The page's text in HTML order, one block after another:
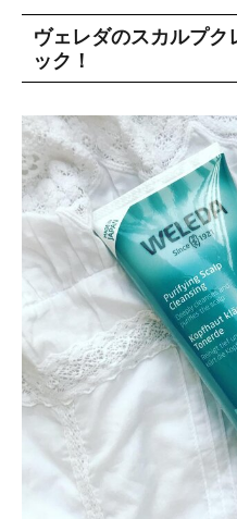
ヴェレダのスカルプ
ック！